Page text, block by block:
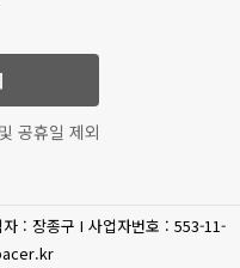
공휴일 제외
: 장종구 I 사업자번호 : 553-11-